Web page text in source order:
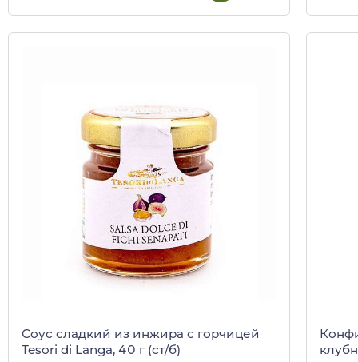
Соус сладкий из инжира с горчицей
Tesori di Langa, 40 г (ст/б)